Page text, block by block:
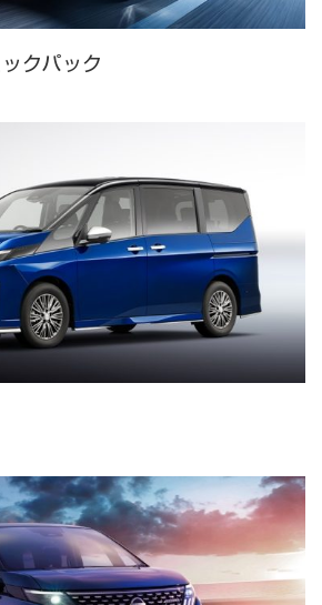
クパック